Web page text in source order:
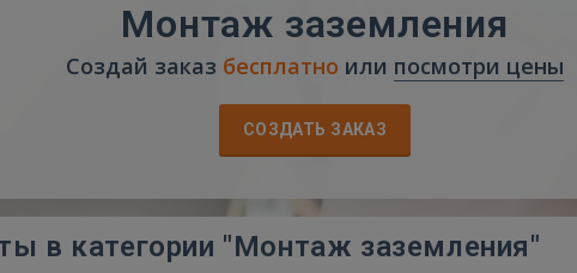
Монтаж заземления
Создай заказ бесплатно или посмотри цены
СОЗДАТЬ ЗАКАЗ
в категории "Монтаж заземления"